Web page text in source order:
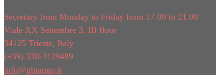
Secretary from Monday to Friday from 17.00 to 21.00
Viale XX Settembre 3, III floor
34125 Trieste, Italy
(+39) 338-3129489
info@gbtango.it